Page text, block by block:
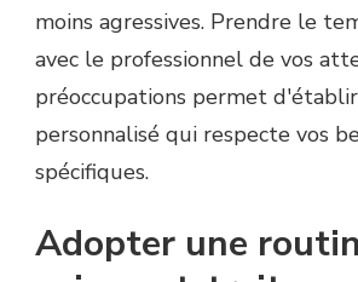
moins agressives. Prendre le
avec le professionnel de vos
préoccupations permet
personnalisé qui respecte vos
spécifiques.
Adopter une